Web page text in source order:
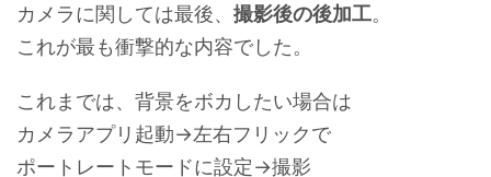
カメラに関しては最後、 撮影後の後加工。
これが最も衝撃的な内容でした。
これまでは、背景をボカしたい場合は
カメラアプリ起動→左右フリックで
ポートレートモードに設定→撮影